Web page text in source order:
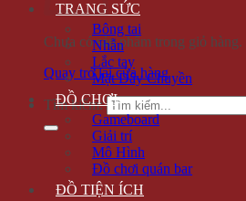
Chưa có sản phẩm trong giỏ hàng.
Quay trở lại cửa hàng
Tìm kiếm:
TRANG SỨC
Bông tai
Nhẫn
Lắc tay
Mặt Dây Chuyền
ĐỒ CHƠI
Gameboard
Giải trí
Mô Hình
Đồ chơi quán bar
ĐỒ TIỆN ÍCH